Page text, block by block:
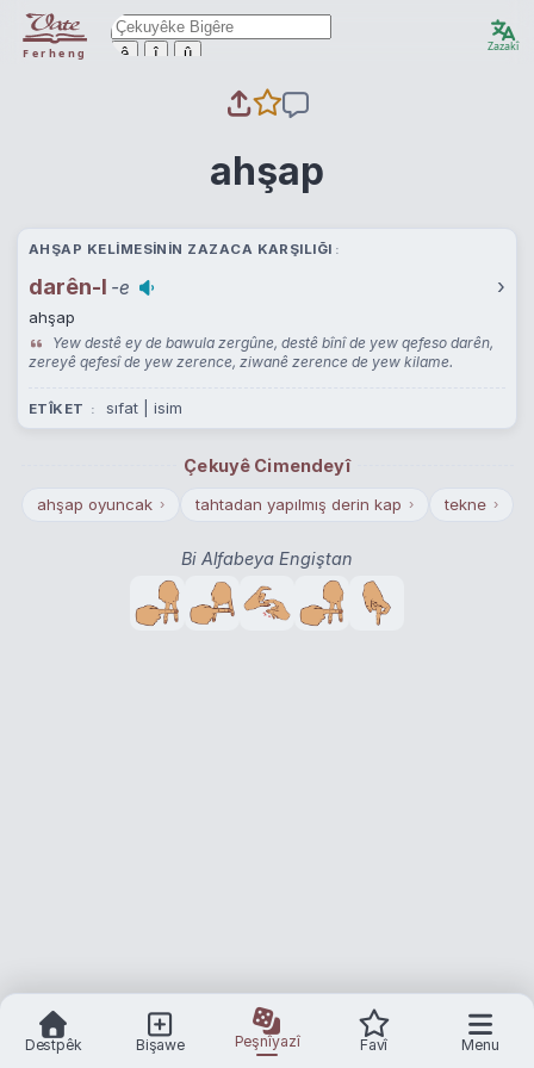
Ferheng ê î û Zazakî
ahşap
AHŞAP KELIMESININ ZAZACA KARŞILIĞI
darên-I -e ›
ahşap
Yew destê ey de bawula zergûne, destê bînî de yew qefeso darên,
zereyê qefesî de yew zerence, ziwanê zerence de yew kilame.
ETÎKET sıfat | isim
Çekuyê Cimendeyî
ahşap oyuncak › tahtadan yapılmış derin kap › tekne ›
Bi Alfabeya Engiştan
Destpêk Bişawe Peşnîyazî Favî Menu